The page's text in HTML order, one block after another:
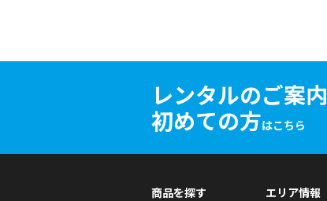
レンタルのご案内
初めての方はこちら
商品を探す エリア情報